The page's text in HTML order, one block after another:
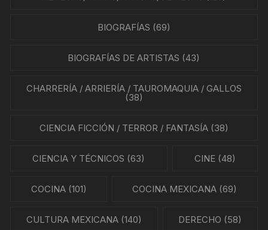
BIOGRAFÍAS (69)
BIOGRAFÍAS DE ARTISTAS (43)
CHARRERÍA / ARRIERÍA / TAUROMAQUIA / GALLOS
(38)
CIENCIA FICCIÓN / TERROR / FANTASÍA(38)
CIENCIA Y TÉCNICOS (63) CINE(48)
COCINA(101) COCINA MEXICANA (69)
CULTURA MEXICANA(140) DERECHO (58)